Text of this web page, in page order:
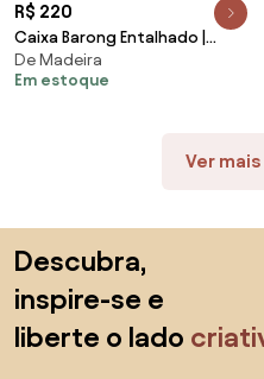
R$ 220
Caixa Barong Entalhado |
Madeira Bali
De Madeira
Em estoque
Ver
Descubra,
inspire-se e
liberte o lado